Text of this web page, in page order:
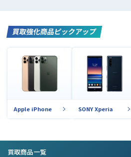
買取強化商品ピックアップ
Apple iPhone SONY Xperia
買取商品一覧